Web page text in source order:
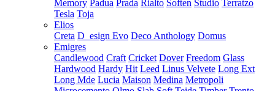
Memory Padua Prada Rialto Soften Studio Terratzo
Tesla Toja
Elios
Creta D_esign Evo Deco Anthology Domus
Emigres
Candlewood Craft Cricket Dover Freedom Glass
Hardwood Hardy Hit Leed Linus Velvete Long Ext
Long Mde Lucia Maison Medina Metropoli